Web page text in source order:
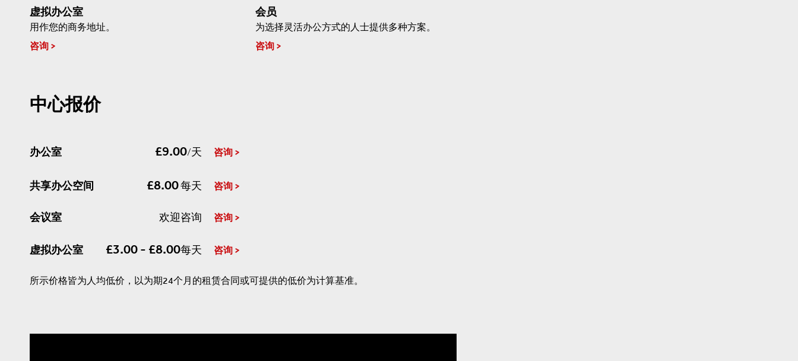
虚拟办公室
用作您的商务地址。
咨询
会员
为选择灵活办公方式的人士提供多种方案。
咨询
中心报价
办公室 £9.00/天 咨询
共享办公空间 £8.00每天 咨询
会议室 欢迎咨询 咨询
虚拟办公室 £3.00 - £8.00每天 咨询
所示价格皆为人均低价，以为期24个月的租赁合同或可提供的低价为计算基准。